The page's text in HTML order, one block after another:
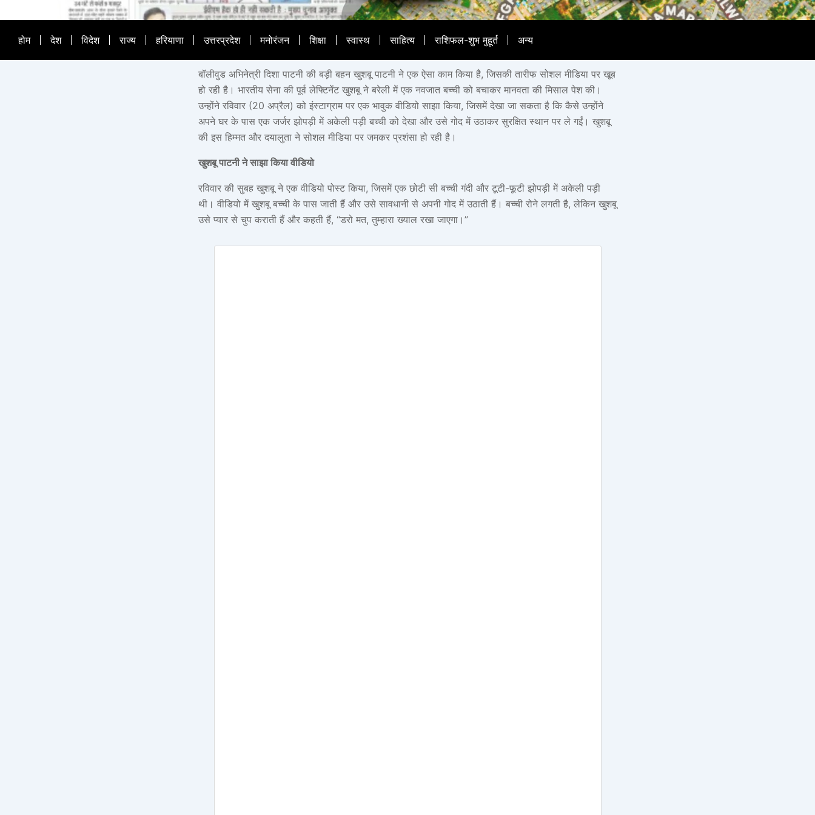
होम देश विदेश राज्य हरियाणा उत्तरप्रदेश मनोरंजन शिक्षा स्वास्थ साहित्य राशिफल-शुभ मुहूर्त अन्य
बॉलीवुड अभिनेत्री दिशा पाटनी की बड़ी बहन खुशबू पाटनी ने एक ऐसा काम किया है, जिसकी तारीफ सोशल मीडिया पर खूब
हो रही है। भारतीय सेना की पूर्व लेफ्टिनेंट खुशबू ने बरेली में एक नवजात बच्ची को बचाकर मानवता की मिसाल पेश की।
उन्होंने रविवार (20 अप्रैल) को इंस्टाग्राम पर एक भावुक वीडियो साझा किया, जिसमें देखा जा सकता है कि कैसे उन्होंने
अपने घर के पास एक जर्जर झोपड़ी में अकेली पड़ी बच्ची को देखा और उसे गोद में उठाकर सुरक्षित स्थान पर ले गईं। खुशबू
की इस हिम्मत और दयालुता ने सोशल मीडिया पर जमकर प्रशंसा हो रही है।
खुशबू पाटनी ने साझा किया वीडियो
रविवार की सुबह खुशबू ने एक वीडियो पोस्ट किया, जिसमें एक छोटी सी बच्ची गंदी और टूटी-फूटी झोपड़ी में अकेली पड़ी
थी। वीडियो में खुशबू बच्ची के पास जाती हैं और उसे सावधानी से अपनी गोद में उठाती हैं। बच्ची रोने लगती है, लेकिन खुशबू
उसे प्यार से चुप कराती हैं और कहती हैं, “डरो मत, तुम्हारा ख्याल रखा जाएगा।”